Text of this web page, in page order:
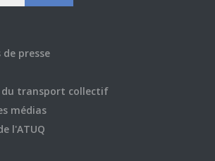
presse
du transport collectif
médias
l'ATUQ